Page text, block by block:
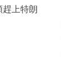
趕上特朗